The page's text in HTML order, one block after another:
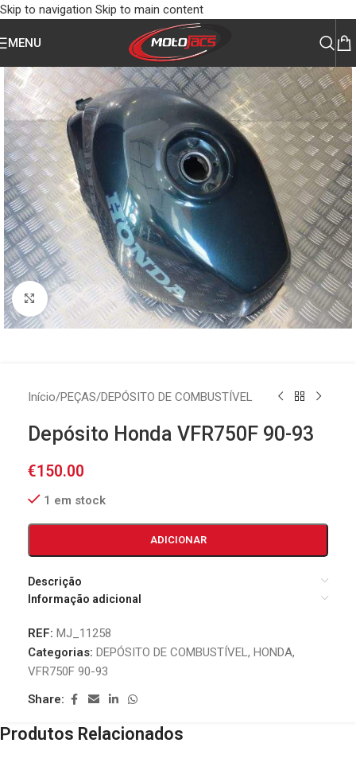
Skip to navigation Skip to main content
MENU
Click to enlarge
Início/PEÇAS/DEPÓSITO DE COMBUSTÍVEL
Depósito Honda VFR750F 90-93
€150.00
1 em stock
ADICIONAR
Descrição
Informação adicional
REF: MJ_11258
Categorias: DEPÓSITO DE COMBUSTÍVEL , HONDA,
VFR750F 90-93
Share:
Produtos Relacionados